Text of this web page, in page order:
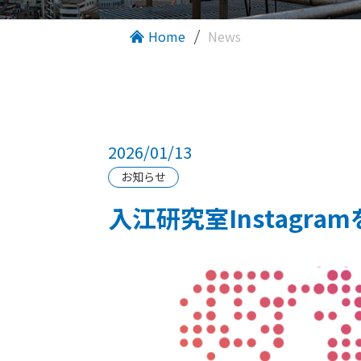
Home News
2026/01/13
お知らせ
入江研究室Instagram